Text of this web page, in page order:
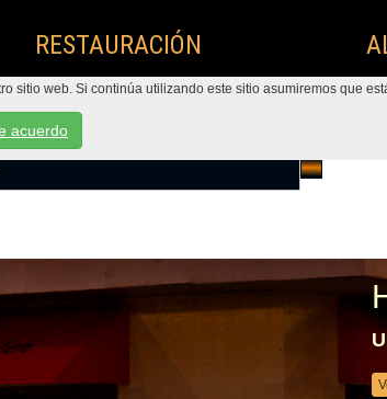
RESTAURACIÓN
sitio web. Si continúa utilizando este sitio asumiremos que
acuerdo